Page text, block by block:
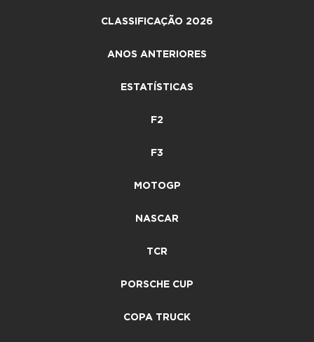
CLASSIFICAÇÃO 2026
ANOS ANTERIORES
ESTATÍSTICAS
F2
F3
MOTOGP
NASCAR
TCR
PORSCHE CUP
COPA TRUCK